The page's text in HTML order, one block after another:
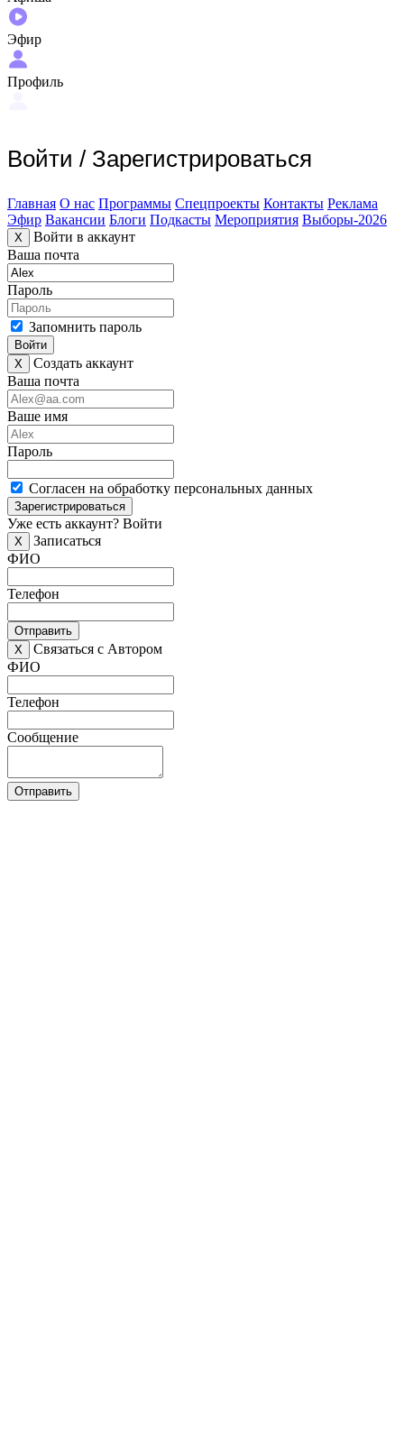
Эфир
Профиль
Войти / Зарегистрироваться
Главная О нас Программы Спецпроекты Контакты Реклама
Эфир Вакансии Блоги Подкасты Мероприятия Выборы-2026
X
Войти в аккаунт
Ваша почта
Пароль
Запомнить пароль
Войти
X
Создать аккаунт
Ваша почта
Ваше имя
Пароль
Согласен на обработку персональных данных
Зарегистрироваться
Уже есть аккаунт? Войти
X
Записаться
ФИО
Телефон
Отправить
X
Связаться с Автором
ФИО
Телефон
Сообщение
Отправить